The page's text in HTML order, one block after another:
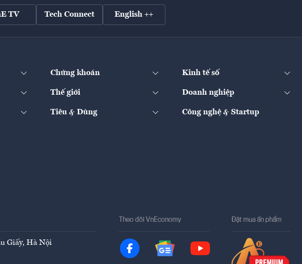
TV Tech Connect English ++
Chứng khoán Kinh tế số
Thế giới Doanh nghiệp
Tiêu & Dùng Công nghệ & Startup
Giấy, Hà Nội
Theo dõi VnEconomy Đặt mua ấn phẩm